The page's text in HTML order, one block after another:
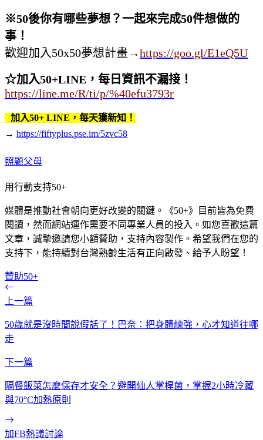
※50後你有哪些夢想？一起來完成50件想做的
事！
歡迎加入50x50夢想計畫 →https://goo.gl/E1eQ5U
☆加入50+LINE，每日資訊不漏接！
https://line.me/R/ti/p/%40efu3793r
加入50+ LINE，每天獲新知！
→ https://fiftyplus.pse.im/5zvc58
照顧父母
用行動支持50+
媒體是推動社會朝向更好改變的關鍵。《50+》目前皆為免費
閱讀，然而網站運作需要不同專業人員的投入。如您喜歡這篇
文章，誠摯邀請您小額贊助，支持內容製作。希望我們在您的
支持下，能持續對台灣熟齡生活有正向啟發、給予人盼望！
贊助50+
上一篇
50歲就是沒時間說假話了！巴奈：把身體練強，心才知道往哪
走
下一篇
隔餐飯菜怎麼保存才安全？避開仙人掌桿菌，掌握2小時冷藏
與70°C加熱原則
加FB熱議討論